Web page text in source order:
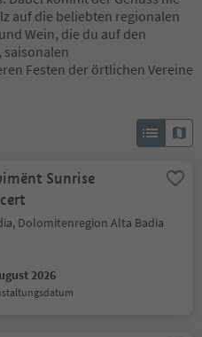
auf die beliebten regionalen
Wein, die du auf den
Festen der örtlichen Vereine
Sunrise
Dolomitenregion Alta Badia
2026